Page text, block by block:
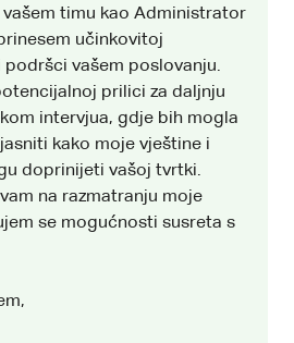
timu kao Administrator
učinkovitoj
podršci vašem poslovanju.
prilici za daljnju
intervjua, gdje bih mogla
kako moje vještine i
doprinijeti vašoj tvrtki.
na razmatranju moje
se mogućnosti susreta s